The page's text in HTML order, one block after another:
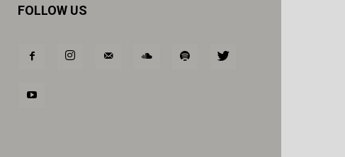
FOLLOW US